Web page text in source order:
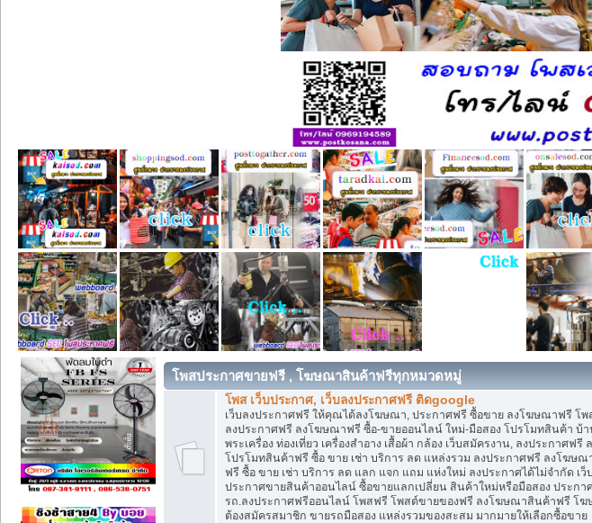
โพสประกาศขายฟรี , โฆษณาสินค้าฟรีทุกหมวดหมู่
โพส เว็บประกาศ, เว็บลงประกาศฟรี ติดgoogle
เว็บลงประกาศฟรี ให้คุณได้ลงโฆษณา, ประกาศฟรี ซื้อขาย ลงโฆษณาฟรี โพส
ลงประกาศฟรี ลงโฆษณาฟรี ซื้อ-ขายออนไลน์ ใหม่-มือสอง โปรโมทสินค้า บ้า
พระเครื่อง ท่องเที่ยว เครื่องสำอาง เสื้อผ้า กล้อง เว็บสมัครงาน, ลงประกาศฟ
โปรโมทสินค้าฟรี ซื้อ ขาย เช่า บริการ ลด แหล่งรวม ลงประกาศฟรี ลงโฆษ
ฟรี ซื้อ ขาย เช่า บริการ ลด แลก แจก แถม แห่งใหม่ ลงประกาศได้ไม่จำกัด เ
ประกาศขายสินค้าออนไลน์ ซื้อขายแลกเปลี่ยน สินค้าใหม่หรือมือสอง ประกา
รถ.ลงประกาศฟรีออนไลน์ โพสฟรี โพสต์ขายของฟรี ลงโฆษณาสินค้าฟรี โ
ต้องสมัครสมาชิก ขายรถมือสอง แหล่งรวมของสะสม มากมายให้เลือกซื้อขาย